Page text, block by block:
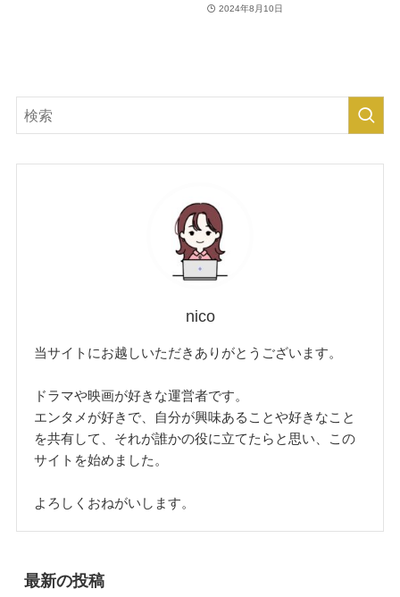
2024年8月10日
nico
当サイトにお越しいただきありがとうございます。
ドラマや映画が好きな運営者です。
エンタメが好きで、自分が興味あることや好きなこと
を共有して、それが誰かの役に立てたらと思い、この
サイトを始めました。
よろしくおねがいします。
最新の投稿